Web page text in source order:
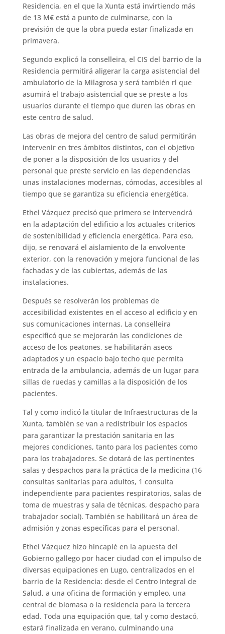
Residencia, en el que la Xunta está invirtiendo más
de 13 M€ está a punto de culminarse, con la
previsión de que la obra pueda estar finalizada en
primavera.
Segundo explicó la conselleira, el CIS del barrio de la
Residencia permitirá aligerar la carga asistencial del
ambulatorio de la Milagrosa y será también rl que
asumirá el trabajo asistencial que se preste a los
usuarios durante el tiempo que duren las obras en
este centro de salud.
Las obras de mejora del centro de salud permitirán
intervenir en tres ámbitos distintos, con el objetivo
de poner a la disposición de los usuarios y del
personal que preste servicio en las dependencias
unas instalaciones modernas, cómodas, accesibles al
tiempo que se garantiza su eficiencia energética.
Ethel Vázquez precisó que primero se intervendrá
en la adaptación del edificio a los actuales criterios
de sostenibilidad y eficiencia energética. Para eso,
dijo, se renovará el aislamiento de la envolvente
exterior, con la renovación y mejora funcional de las
fachadas y de las cubiertas, además de las
instalaciones.
Después se resolverán los problemas de
accesibilidad existentes en el acceso al edificio y en
sus comunicaciones internas. La conselleira
especificó que se mejorarán las condiciones de
acceso de los peatones, se habilitarán aseos
adaptados y un espacio bajo techo que permita
entrada de la ambulancia, además de un lugar para
sillas de ruedas y camillas a la disposición de los
pacientes.
Tal y como indicó la titular de Infraestructuras de la
Xunta, también se van a redistribuir los espacios
para garantizar la prestación sanitaria en las
mejores condiciones, tanto para los pacientes como
para los trabajadores. Se dotará de las pertinentes
salas y despachos para la práctica de la medicina (16
consultas sanitarias para adultos, 1 consulta
independiente para pacientes respiratorios, salas de
toma de muestras y sala de técnicas, despacho para
trabajador social). También se habilitará un área de
admisión y zonas específicas para el personal.
Ethel Vázquez hizo hincapié en la apuesta del
Gobierno gallego por hacer ciudad con el impulso de
diversas equipaciones en Lugo, centralizados en el
barrio de la Residencia: desde el Centro Integral de
Salud, a una oficina de formación y empleo, una
central de biomasa o la residencia para la tercera
edad. Toda una equipación que, tal y como destacó,
estará finalizada en verano, culminando una